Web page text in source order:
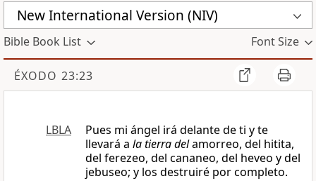
New International Version (NIV)
Bible Book List Font Size
ÉXODO 23:23
LBLA
Pues mi ángel irá delante de ti y te
llevará a la tierra delamorreo, del hitita,
del ferezeo, del cananeo, del heveo y del
jebuseo; y los destruiré por completo.